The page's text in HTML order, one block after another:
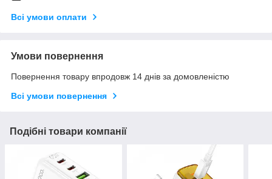
Всі умови оплати
Умови повернення
Повернення товару впродовж 14 днів за домовленістю
Всі умови повернення
Подібні товари компанії